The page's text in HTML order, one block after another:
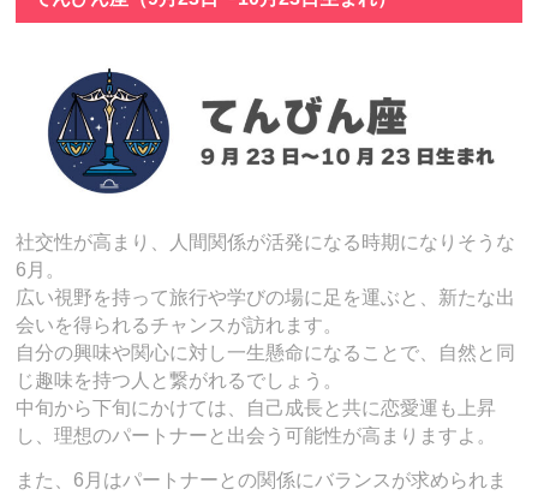
社交性が高まり、人間関係が活発になる時期になりそうな
6月。
広い視野を持って旅行や学びの場に足を運ぶと、新たな出
会いを得られるチャンスが訪れます。
自分の興味や関心に対し一生懸命になることで、自然と同
じ趣味を持つ人と繋がれるでしょう。
中旬から下旬にかけては、自己成長と共に恋愛運も上昇
し、理想のパートナーと出会う可能性が高まりますよ。
また、6月はパートナーとの関係にバランスが求められま